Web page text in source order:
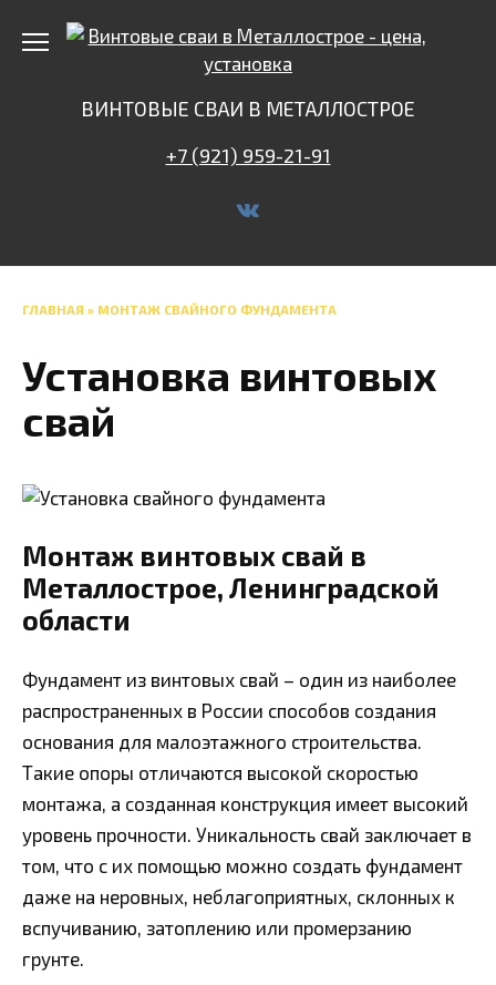
ВИНТОВЫЕ СВАИ В МЕТАЛЛОСТРОЕ
+7 (921) 959-21-91
ГЛАВНАЯ » МОНТАЖ СВАЙНОГО ФУНДАМЕНТА
Установка винтовых
свай
Монтаж винтовых свай в
Металлострое, Ленинградской
области
Фундамент из винтовых свай – один из наиболее
распространенных в России способов создания
основания для малоэтажного строительства.
Такие опоры отличаются высокой скоростью
монтажа, а созданная конструкция имеет высокий
уровень прочности. Уникальность свай заключает в
том, что с их помощью можно создать фундамент
даже на неровных, неблагоприятных, склонных к
вспучиванию, затоплению или промерзанию
грунте.